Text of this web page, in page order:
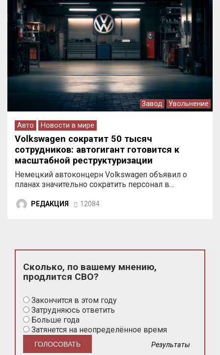
Завод Увольнение
Авто Новости в мире
Volkswagen сократит 50 тысяч
сотрудников: автогигант готовится к
масштабной реструктуризации
Немецкий автоконцерн Volkswagen объявил о
планах значительно сократить персонал в…
РЕДАКЦИЯ 12084
Сколько, по вашему мнению,
продлится СВО?
Закончится в этом году
Затрудняюсь ответить
Больше года
Затянется на неопределённое время
Результаты